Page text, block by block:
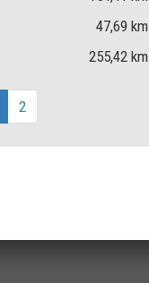
47,69 km
255,42 km
2